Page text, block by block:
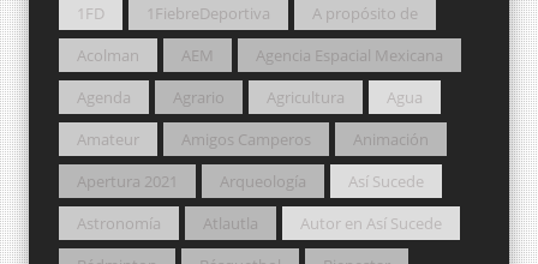
1FD 1FiebreDeportiva
A propósito de
Acolman
AEM
Agencia Espacial Mexicana
Agenda
Agrario Agricultura
Agua
Amateur
Amigos Camperos
Animación
Apertura 2021
Arqueología
Así Sucede
Astronomía
Atlautla
Autor en Así Sucede